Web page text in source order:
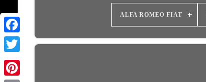
ALFA ROMEO FIAT